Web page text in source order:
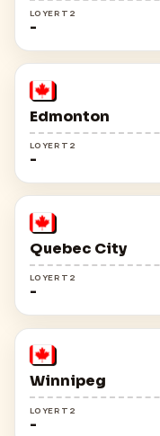
LOYER T2
-
Edmonton
LOYER T2
-
Quebec City
LOYER T2
-
Winnipeg
LOYER T2
-